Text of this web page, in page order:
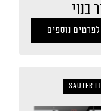
בנוי
לפרטים נוספים
sauter